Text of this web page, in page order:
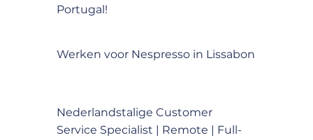
Portugal!
Werken voor Nespresso in Lissabon
Nederlandstalige Customer
Service Specialist | Remote | Full-